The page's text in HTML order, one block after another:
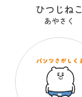
ひつじねこ
あやさく